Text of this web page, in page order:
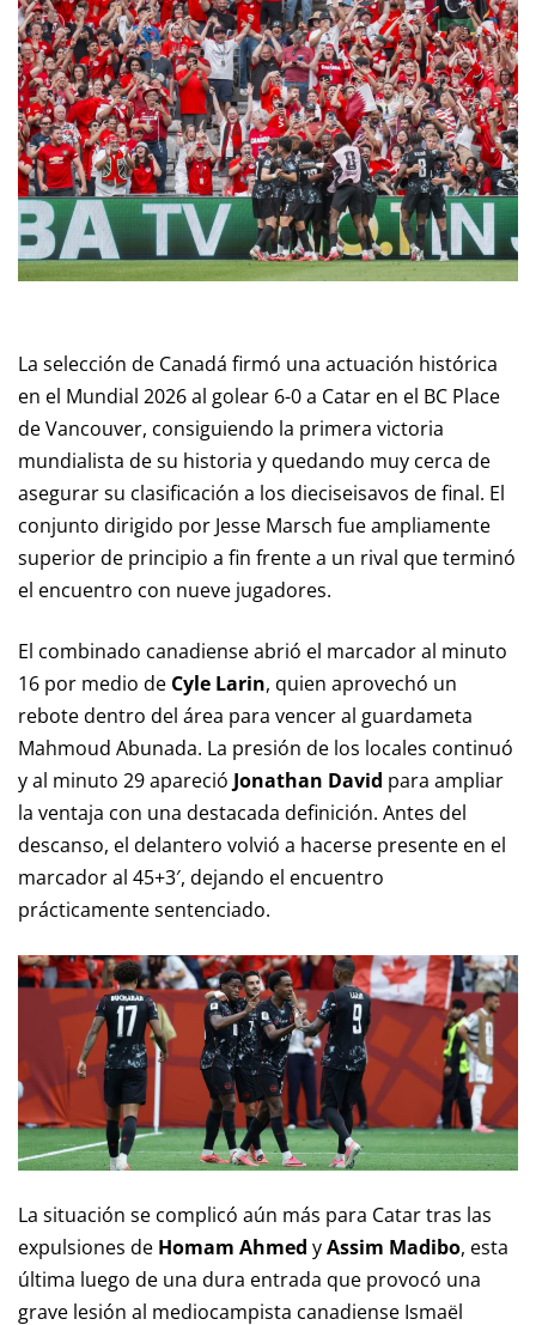
La selección de Canadá firmó una actuación histórica
en el Mundial 2026 al golear 6-0 a Catar en el BC Place
de Vancouver, consiguiendo la primera victoria
mundialista de su historia y quedando muy cerca de
asegurar su clasificación a los dieciseisavos de final. El
conjunto dirigido por Jesse Marsch fue ampliamente
superior de principio a fin frente a un rival que terminó
el encuentro con nueve jugadores.
El combinado canadiense abrió el marcador al minuto
16 por medio de Cyle Larin, quien aprovechó un
rebote dentro del área para vencer al guardameta
Mahmoud Abunada. La presión de los locales continuó
y al minuto 29 apareció Jonathan David para ampliar
la ventaja con una destacada definición. Antes del
descanso, el delantero volvió a hacerse presente en el
marcador al 45+3′, dejando el encuentro
prácticamente sentenciado.
La situación se complicó aún más para Catar tras las
expulsiones de Homam Ahmed yAssim Madibo, esta
última luego de una dura entrada que provocó una
grave lesión al mediocampista canadiense Ismaël